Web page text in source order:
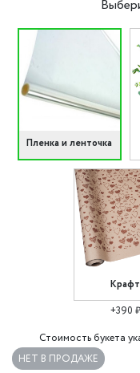
Пленка и ленточка
Крафт
+390 ₽
Стоимость букета
НЕТ В ПРОДАЖЕ